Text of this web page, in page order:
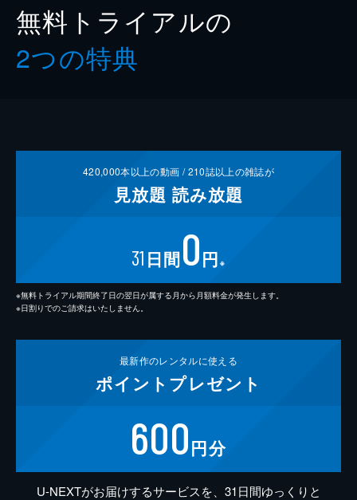
無料トライアルの
2つの特典
420,000本以上の動画 /210誌以上の雑誌が
見放題 読み放題
31 日間0円 ※
※無料トライアル期間終了日の翌日が属する月から月額料金が発生します。
※日割りでのご請求はいたしません。
最新作のレンタルに使える
ポイント プレゼント
600円分
U-NEXTがお届けするサービスを、31日間ゆっくりと